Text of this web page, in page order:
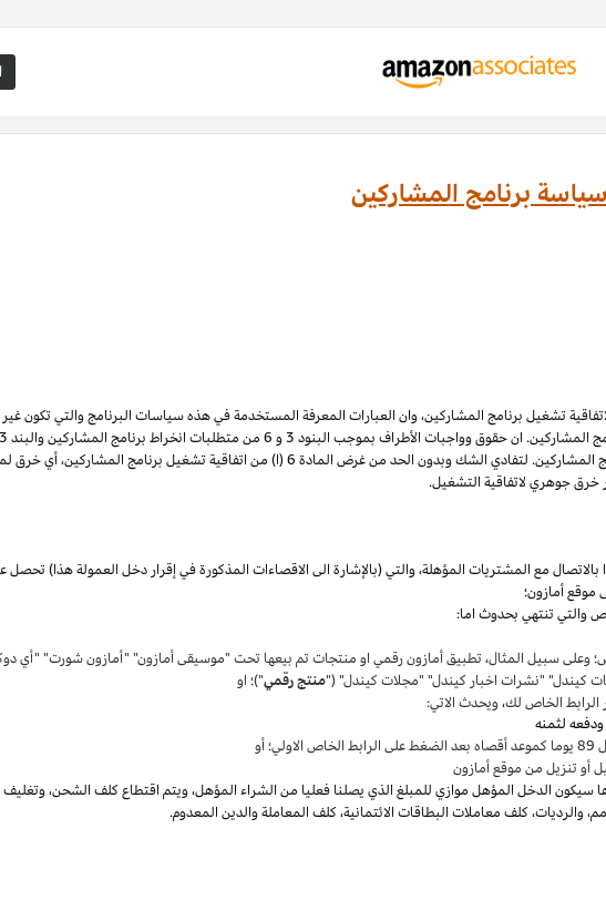
سياسة برنامج المشاركين
تشغيل برنامج المشاركين، وان العبارات المعرفة المستخدمة في هذه سياسات البرنامج والتي تكون
المشاركين. ان حقوق وواجبات الأطراف بموجب البنود 3
و 6
الملكية الفكرية لبرنامج المشاركين لا تنتهي ولا تنطفئ بانتهاء اتفاقية تشغيل برنامج المشاركين. لتفادي الشك وبدون الحد من غرض المادة 6 (ا) من اتفاقية تشغيل برنامج
خرق جوهري لاتفاقية التشغيل.
،والتي (بالإشارة الى الاقصاءات المذكورة في إقرار دخل العمولة هذا) تحصل
موقع أمازون؛
والتي تنتهي بحدوث اما:
وعلى سبيل المثال، تطبيق أمازون رقمي او منتجات تم بيعها تحت "موسيقى أمازون" "أمازون شورت" "أي
كيندل" "نشرات اخبار كيندل" "مجلات كيندل" ("منتج رقمي")؛ او
الرابط الخاص لك،ويحدث الاتي:
أو تنزيل من موقع أمازون
سيكون الدخل المؤهل موازي للمبلغ الذي يصلنا فعليا من الشراء المؤهل،ويتم اقتطاع كلف الشحن،وتغليف
،والرديات، كلف معاملات البطاقات الائتمانية، كلف المعاملة والدين المعدوم.